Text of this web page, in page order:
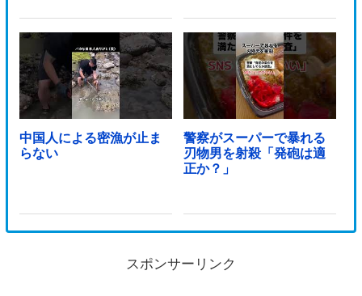
中国人による密漁が止ま
らない
警察がスーパーで暴れる
刃物男を射殺「発砲は適
正か？」
スポンサーリンク